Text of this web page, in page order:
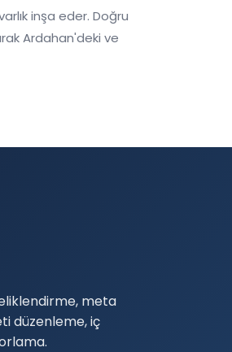
inşa eder. Doğru
Ardahan'deki ve
meta
düzenleme, iç